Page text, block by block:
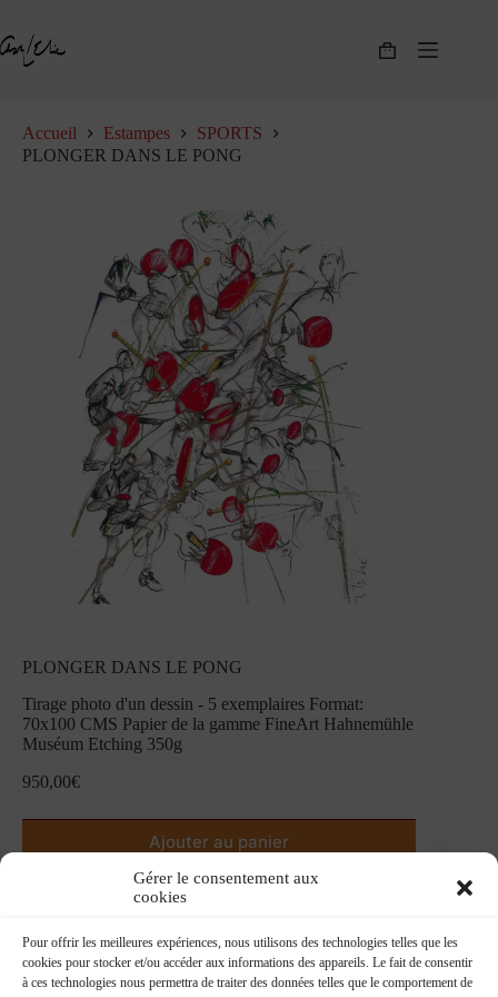
Gérer le consentement aux
cookies
Pour offrir les meilleures expériences, nous utilisons des technologies telles que les
cookies pour stocker et/ou accéder aux informations des appareils. Le fait de consentir
à ces technologies nous permettra de traiter des données telles que le comportement de
contenu
Panier
Accueil Estampes
SPORTS
PLONGER DANS LE PONG
PLONGER DANS LE PONG
Tirage photo d'un dessin - 5 exemplaires Format:
70x100 CMS Papier de la gamme FineArt Hahnemühle
Muséum Etching 350g
950,00€
Ajouter au panier